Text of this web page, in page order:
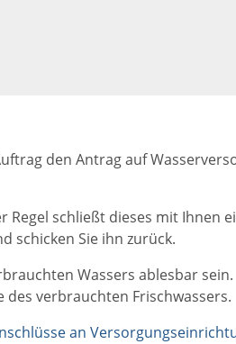
den Antrag auf
Regel schließt dieses mit Ihnen
schicken Sie ihn zurück.
Wassers ablesbar sein.
verbrauchten Frischwassers.
an